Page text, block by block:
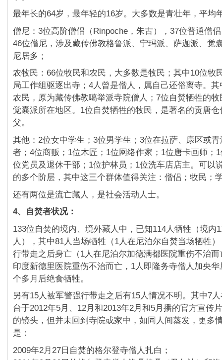
最年长的64岁，最年轻的16岁。大多数是青壮年， 平均
僧尼：3位高阶僧侣（Rinpoche，朱古）， 37位普通僧
46位僧尼， 涉及藏传佛教格鲁派、宁玛派、萨迦派、觉
尼居多；
农牧民：66位牧民和农民，大多数是牧民； 其中10位牧
局工作组驱逐出寺；4人曾是僧人， 属自己还俗离寺。
农民， 原为藏传佛教噶举派寺院僧人；7位自焚牺牲的牧
觉囊派所在地区。1位自焚牺牲的牧民， 是著名的贡唐
父。
其他：2位女中学生；3位男学生；3位在拉萨、
康区或
者；4位商贩；1位木匠；1位网络作家； 1位唐卡画师；
位党员及退休干部； 1位护林员；1位洗车店店主。可以
的多个阶层， 其中这三个群体值得关注：僧侣；牧民；
还有两位是流亡藏人，是社会活动人士。
4、自焚者状况：
133位自焚的境内、境外藏人中，已知114人牺牲（境内
人），其中81人当场牺牲（1人在尼泊尔自焚当场牺牲
行带走之后身亡（1人在尼泊尔加德满都医院重伤不治而
印度新德里医院重伤不治而亡， 1人即隆务寺僧人加央
个多月后绝食牺牲。
另有15人被军警强行带走之后有15人情况不明。 其中7
台于2012年5月、 12月和2013年2月和5月播的官方宣传
的镜头，但并未回到寺院或家中，如同人间蒸发，更多
是：
2009年2月27日自焚的格尔登寺僧人扎白；